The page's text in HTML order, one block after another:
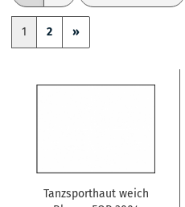
1 2 »
Tanzsporthaut weich